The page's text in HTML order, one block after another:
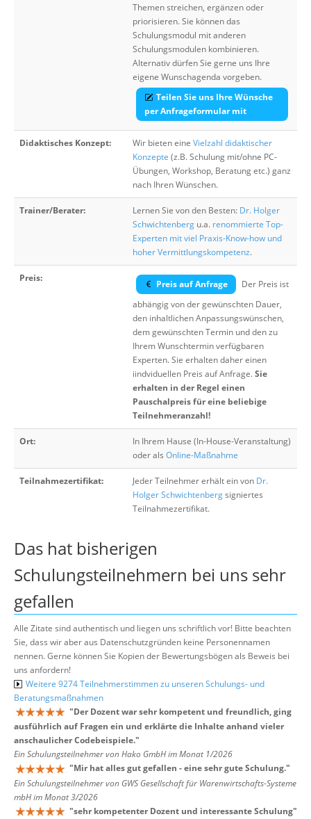
Themen streichen, ergänzen oder
priorisieren. Sie können das
Schulungsmodul mit anderen
Schulungsmodulen kombinieren.
Alternativ dürfen Sie gerne uns Ihre
eigene Wunschagenda vorgeben.
Teilen Sie uns Ihre Wünsche
per Anfrageformular mit
Didaktisches Konzept: Wir bieten eine Vielzahl didaktischer
Konzepte (z.B. Schulung mit/ohne PC-
Übungen, Workshop, Beratung etc.) ganz
nach Ihren Wünschen.
Trainer/Berater: Lernen Sie von den Besten: Dr. Holger
Schwichtenberg u.a. renommierte Top-
Experten mit viel Praxis-Know-how und
hoher Vermittlungskompetenz.
Preis:
Preis auf Anfrage
Der Preis ist
abhängig von der gewünschten Dauer,
den inhaltlichen Anpassungswünschen,
dem gewünschten Termin und den zu
Ihrem Wunschtermin verfügbaren
Experten. Sie erhalten daher einen
iindviduellen Preis auf Anfrage.Sie
erhalten in der Regel einen
Pauschalpreis für eine beliebige
Teilnehmeranzahl!
Ort:
In Ihrem Hause (In-House-Veranstaltung)
oder als Online-Maßnahme
Teilnahmezertifikat: Jeder Teilnehmer erhält ein von Dr.
Holger Schwichtenbergsigniertes
Teilnahmezertifikat.
Das hat bisherigen
Schulungsteilnehmern bei uns sehr
gefallen
Alle Zitate sind authentisch und liegen uns schriftlich vor! Bitte beachten
Sie, dass wir aber aus Datenschutzgründen keine Personennamen
nennen. Gerne können Sie Kopien der Bewertungsbögen als Beweis bei
uns anfordern!
Weitere 9274 Teilnehmerstimmen zu unseren Schulungs- und
Beratungsmaßnahmen
"Der Dozent war sehr kompetent und freundlich, ging
ausführlich auf Fragen ein und erklärte die Inhalte anhand vieler
anschaulicher Codebeispiele."
Ein Schulungsteilnehmer von Hako GmbH im Monat 1/2026
"Mir hat alles gut gefallen - eine sehr gute Schulung."
Ein Schulungsteilnehmer von GWS Gesellschaft für Warenwirtschafts-Systeme
mbH im Monat 3/2026
"sehr kompetenter Dozent und interessante Schulung"